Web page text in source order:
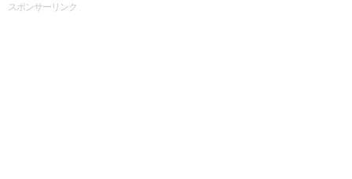
スポンサーリンク